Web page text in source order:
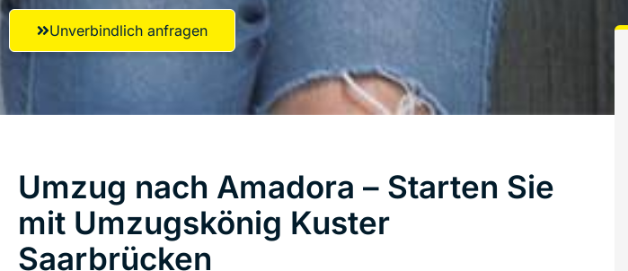
Unverbindlich anfragen
Umzug nach Amadora – Starten Sie
mit Umzugskönig Kuster
Saarbrücken